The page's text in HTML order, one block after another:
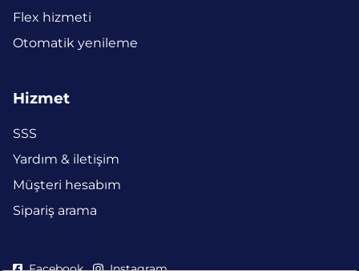
Flex hizmeti
Otomatik yenileme
Hizmet
SSS
Yardım & iletişim
Müşteri hesabım
Sipariş arama